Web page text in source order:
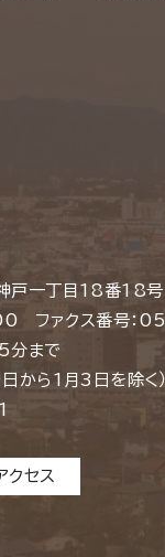
一丁目18番18号
ファクス番号
分まで
から1月3日を除く）
クセス